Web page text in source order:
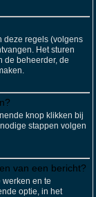
deze regels (volgens
Het sturen
de beheerder, de
knop klikken bij
stappen volgen
van een bericht?
werken en te
optie, in het